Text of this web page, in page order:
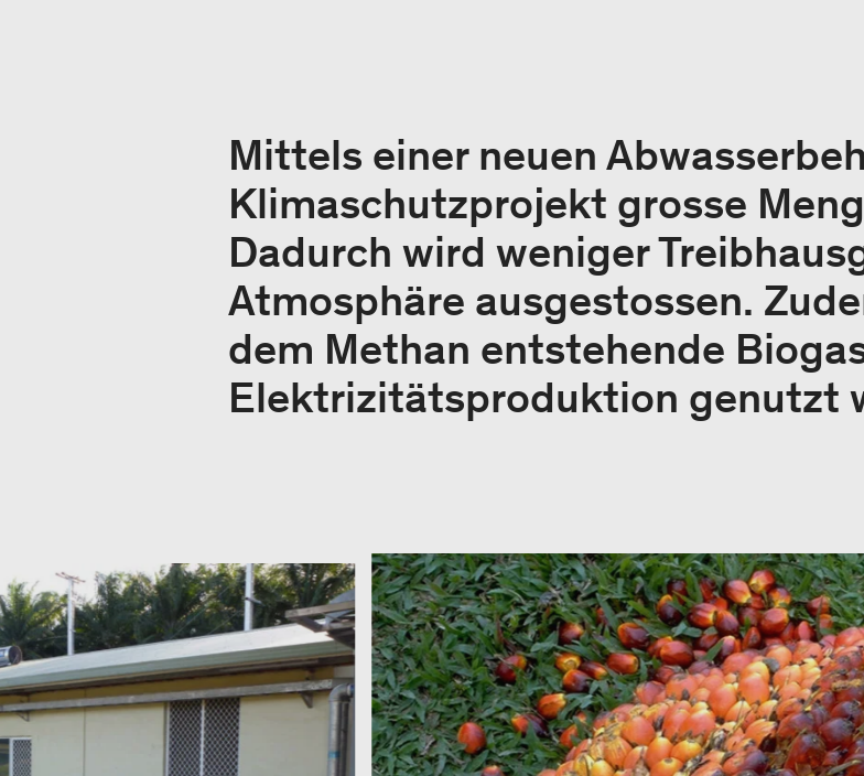
Mittels einer neuen
Klimaschutzprojekt grosse
Dadurch wird weniger
Atmosphäre ausgestossen.
dem Methan entstehende
Elektrizitätsproduktion genutzt